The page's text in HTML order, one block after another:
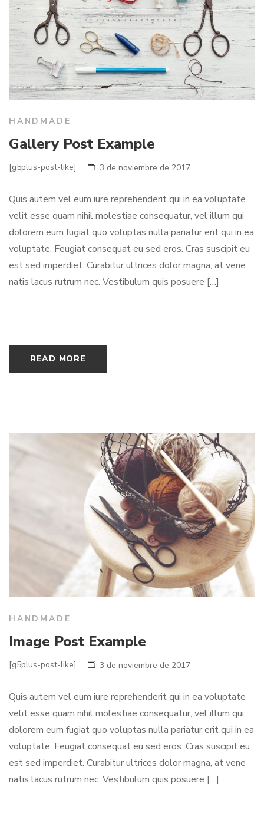
HANDMADE
Gallery Post Example
[g5plus-post-like] 3 de noviembre de 2017
Quis autem vel eum iure reprehenderit qui in ea voluptate
velit esse quam nihil molestiae consequatur, vel illum qui
dolorem eum fugiat quo voluptas nulla pariatur erit qui in ea
voluptate. Feugiat consequat eu sed eros. Cras suscipit eu
est sed imperdiet. Curabitur ultrices dolor magna, at vene
natis lacus rutrum nec. Vestibulum quis posuere […]
READ MORE
HANDMADE
Image Post Example
[g5plus-post-like] 3 de noviembre de 2017
Quis autem vel eum iure reprehenderit qui in ea voluptate
velit esse quam nihil molestiae consequatur, vel illum qui
dolorem eum fugiat quo voluptas nulla pariatur erit qui in ea
voluptate. Feugiat consequat eu sed eros. Cras suscipit eu
est sed imperdiet. Curabitur ultrices dolor magna, at vene
natis lacus rutrum nec. Vestibulum quis posuere […]